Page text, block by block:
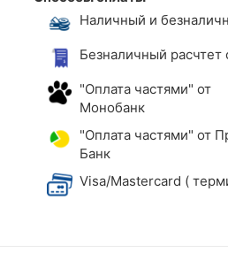
Наличный и
Безналичный
"Оплата частями" от
Монобанк
"Оплата частями" от
Банк
Visa/Mastercard (